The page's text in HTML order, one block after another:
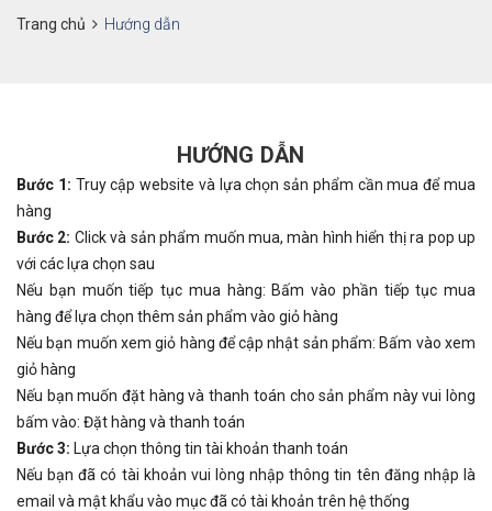
Trang chủ Hướng dẫn
HƯỚNG DẪN
Bước 1: Truy cập website và lựa chọn sản phẩm cần mua để mua
hàng
Bước 2: Click và sản phẩm muốn mua, màn hình hiển thị ra pop up
với các lựa chọn sau
Nếu bạn muốn tiếp tục mua hàng: Bấm vào phần tiếp tục mua
hàng để lựa chọn thêm sản phẩm vào giỏ hàng
Nếu bạn muốn xem giỏ hàng để cập nhật sản phẩm: Bấm vào xem
giỏ hàng
Nếu bạn muốn đặt hàng và thanh toán cho sản phẩm này vui lòng
bấm vào: Đặt hàng và thanh toán
Bước 3: Lựa chọn thông tin tài khoản thanh toán
Nếu bạn đã có tài khoản vui lòng nhập thông tin tên đăng nhập là
email và mật khẩu vào mục đã có tài khoản trên hệ thống